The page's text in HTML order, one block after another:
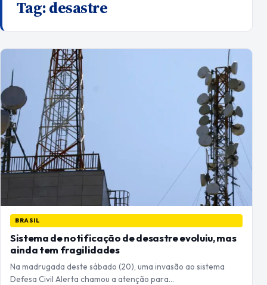
Tag:desastre
BRASIL
Sistema de notificação de desastre evoluiu, mas
ainda tem fragilidades
Na madrugada deste sábado (20), uma invasão ao sistema
Defesa Civil Alerta chamou a atenção para…